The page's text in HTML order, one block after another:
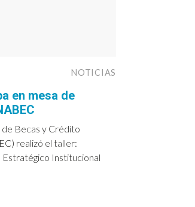
NOTICIAS
en mesa de
de Becas y Crédito
realizó el taller:
Estratégico Institucional